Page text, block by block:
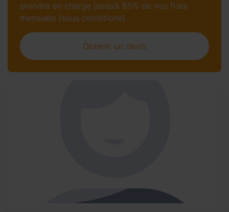
prendre en charge jusqu’à 85% de vos frais
mensuels (sous conditions).
Obtenir un devis